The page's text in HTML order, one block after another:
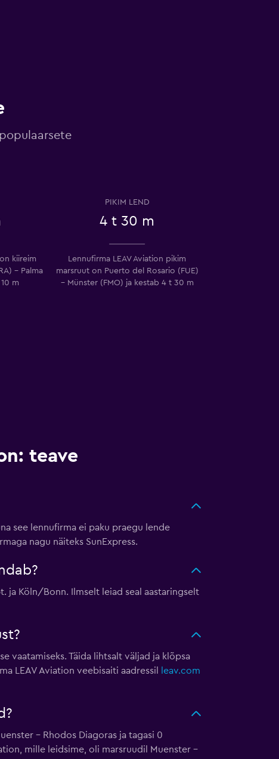
PIKIM LEND
4 t 30 m
kiireim
– Palma
m
Lennufirma LEAV Aviation pikim
marsruut on Puerto del Rosario (FUE)
– Münster (FMO) ja kestab 4 t 30 m
teave
see lennufirma ei paku praegu lende
nagu näiteks SunExpress.
ja Köln/Bonn. Ilmselt leiad seal aastaringselt
vaatamiseks. Täida lihtsalt väljad ja klõpsa
LEAV Aviation veebisaiti aadressil
leav.com
– Rhodos Diagoras ja tagasi 0
mille leidsime, oli marsruudil Muenster –